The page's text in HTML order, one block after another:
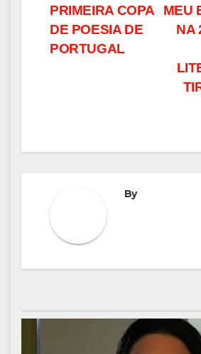
MEU
NA
PRIMEIRA COPA
DE POESIA DE
PORTUGAL
By